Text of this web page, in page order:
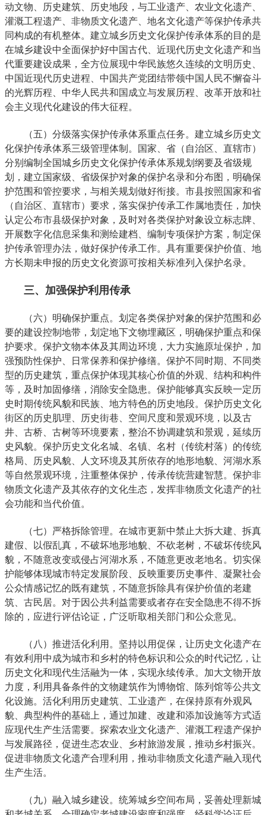
动文物、历史建筑、历史地段，与工业遗产、农业文化遗产、
灌溉工程遗产、非物质文化遗产、地名文化遗产等保护传承共
同构成的有机整体。建立城乡历史文化保护传承体系的目的是
在城乡建设中全面保护好中国古代、近现代历史文化遗产和当
代重要建设成果，全方位展现中华民族悠久连续的文明历史、
中国近现代历史进程、中国共产党团结带领中国人民不懈奋斗
的光辉历程、中华人民共和国成立与发展历程、改革开放和社
会主义现代化建设的伟大征程。
（五）分级落实保护传承体系重点任务。建立城乡历史文
化保护传承体系三级管理体制。国家、省（自治区、直辖市）
分别编制全国城乡历史文化保护传承体系规划纲要及省级规
划，建立国家级、省级保护对象的保护名录和分布图，明确保
护范围和管控要求，与相关规划做好衔接。市县按照国家和省
（自治区、直辖市）要求，落实保护传承工作属地责任，加快
认定公布市县级保护对象，及时对各类保护对象设立标志牌、
开展数字化信息采集和测绘建档、编制专项保护方案，制定保
护传承管理办法，做好保护传承工作。具有重要保护价值、地
方长期未申报的历史文化资源可按相关标准列入保护名录。
三、加强保护利用传承
（六）明确保护重点。划定各类保护对象的保护范围和必
要的建设控制地带，划定地下文物埋藏区，明确保护重点和保
护要求。保护文物本体及其周边环境，大力实施原址保护，加
强预防性保护、日常保养和保护修缮。保护不同时期、不同类
型的历史建筑，重点保护体现其核心价值的外观、结构和构件
等，及时加固修缮，消除安全隐患。保护能够真实反映一定历
史时期传统风貌和民族、地方特色的历史地段。保护历史文化
街区的历史肌理、历史街巷、空间尺度和景观环境，以及古
井、古桥、古树等环境要素，整治不协调建筑和景观，延续历
史风貌。保护历史文化名城、名镇、名村（传统村落）的传统
格局、历史风貌、人文环境及其所依存的地形地貌、河湖水系
等自然景观环境，注重整体保护，传承传统营建智慧。保护非
物质文化遗产及其依存的文化生态，发挥非物质文化遗产的社
会功能和当代价值。
（七）严格拆除管理。在城市更新中禁止大拆大建、拆真
建假、以假乱真，不破坏地形地貌、不砍老树，不破坏传统风
貌，不随意改变或侵占河湖水系，不随意更改老地名。切实保
护能够体现城市特定发展阶段、反映重要历史事件、凝聚社会
公众情感记忆的既有建筑，不随意拆除具有保护价值的老建
筑、古民居。对于因公共利益需要或者存在安全隐患不得不拆
除的，应进行评估论证，广泛听取相关部门和公众意见。
（八）推进活化利用。坚持以用促保，让历史文化遗产在
有效利用中成为城市和乡村的特色标识和公众的时代记忆，让
历史文化和现代生活融为一体，实现永续传承。加大文物开放
力度，利用具备条件的文物建筑作为博物馆、陈列馆等公共文
化设施。活化利用历史建筑、工业遗产，在保持原有外观风
貌、典型构件的基础上，通过加建、改建和添加设施等方式适
应现代生产生活需要。探索农业文化遗产、灌溉工程遗产保护
与发展路径，促进生态农业、乡村旅游发展，推动乡村振兴。
促进非物质文化遗产合理利用，推动非物质文化遗产融入现代
生产生活。
（九）融入城乡建设。统筹城乡空间布局，妥善处理新城